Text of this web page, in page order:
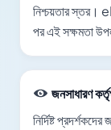
নিশ্চয়তার স্তর।
পর এই সক্ষমতা
জনসাধারণ
নির্দিষ্ট